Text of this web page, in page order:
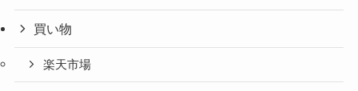
買い物
楽天市場